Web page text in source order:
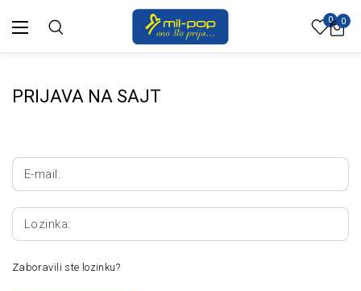
0 0
PRIJAVA NA SAJT
E-mail:
Lozinka:
Zaboravili ste lozinku?